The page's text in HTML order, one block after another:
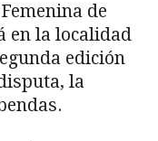
de
en la localidad
edición
la